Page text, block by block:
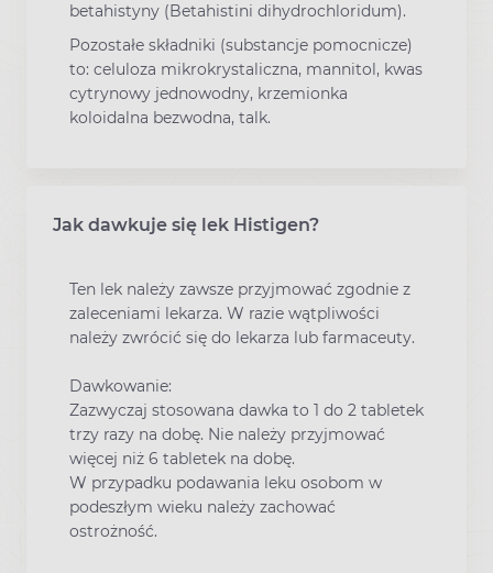
betahistyny (Betahistini dihydrochloridum).
Pozostałe składniki (substancje pomocnicze)
to: celuloza mikrokrystaliczna, mannitol, kwas
cytrynowy jednowodny, krzemionka
koloidalna bezwodna, talk.
Jak dawkuje się lek Histigen?
Ten lek należy zawsze przyjmować zgodnie z
zaleceniami lekarza. W razie wątpliwości
należy zwrócić się do lekarza lub farmaceuty.
Dawkowanie:
Zazwyczaj stosowana dawka to 1 do 2 tabletek
trzy razy na dobę. Nie należy przyjmować
więcej niż 6 tabletek na dobę.
W przypadku podawania leku osobom w
podeszłym wieku należy zachować
ostrożność.